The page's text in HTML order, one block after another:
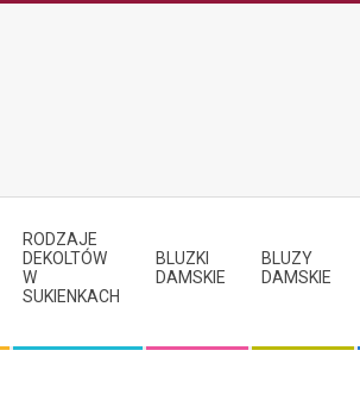
RODZAJE
DEKOLTÓW
W
SUKIENKACH
BLUZKI
DAMSKIE
BLUZY
DAMSKIE